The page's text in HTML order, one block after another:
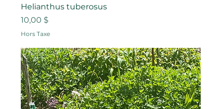
Helianthus tuberosus
Prix
10,00 $
Hors Taxe